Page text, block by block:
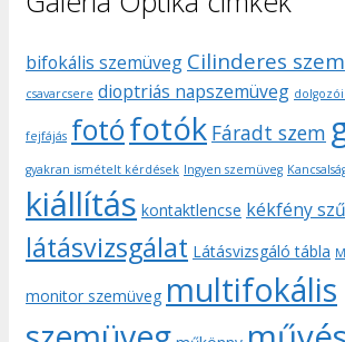
bifokális szemüveg Cilinderes szem
csavarcsere dioptriás napszemüveg
fejfájás fotófotók Fáradt szem
gyakran ismételt kérdések Ingyen szemüveg
kiállítás kontaktlencse kékfény
látásvizsgálat Látásvizsgáló tábla
monitor szemüveg multifokális